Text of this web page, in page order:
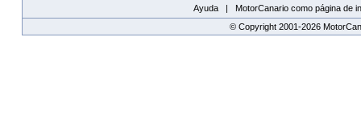
Ayuda |
MotorCanario como página de
© Copyright 2001-2026